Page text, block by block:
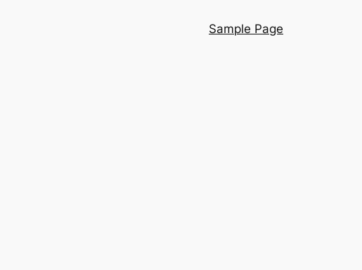
Sample Page